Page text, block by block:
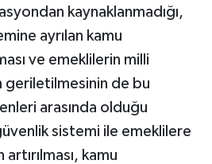
kaynaklanmadığı,
ayrılan kamu
ve emeklilerin milli
geriletilmesinin de bu
arasında olduğu
sistemi ile emeklilere
artırılması, kamu